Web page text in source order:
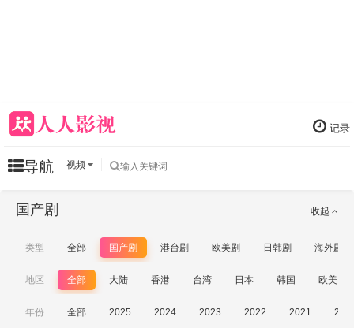
记录
导航 视频
收起
国产剧
类型 全部 国产剧 港台剧 欧美剧 日韩剧 海外剧
地区 全部 大陆 香港 台湾 日本 韩国 欧美
年份 全部 2025 2024 2023 2022 2021